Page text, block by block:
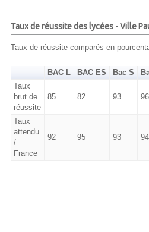
Taux de réussite des lycées - Ville
Taux de réussite comparés en
BAC L BAC ES Bac S
Taux
brut de
réussite
85 82 93 96
Taux
attendu
/
France
92 95 93 94